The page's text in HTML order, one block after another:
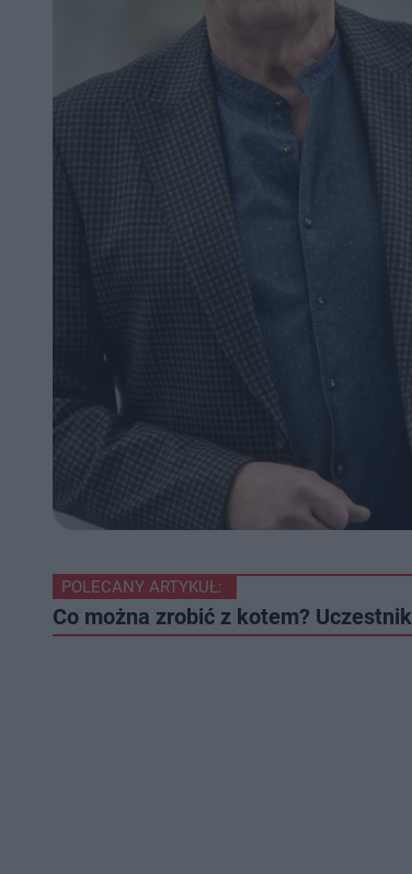
POLECANY ARTYKUŁ:
Co można zrobić z kotem?